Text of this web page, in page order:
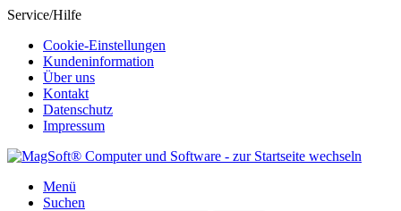
Service/Hilfe
Cookie-Einstellungen
Kundeninformation
Über uns
Kontakt
Datenschutz
Impressum
Menü
Suchen